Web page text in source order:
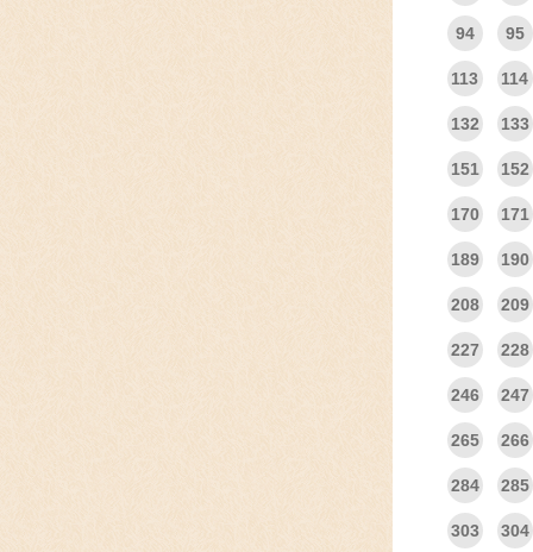
94 95
113 114
132 133
151 152
170 171
189 190
208 209
227 228
246 247
265 266
284 285
303 304